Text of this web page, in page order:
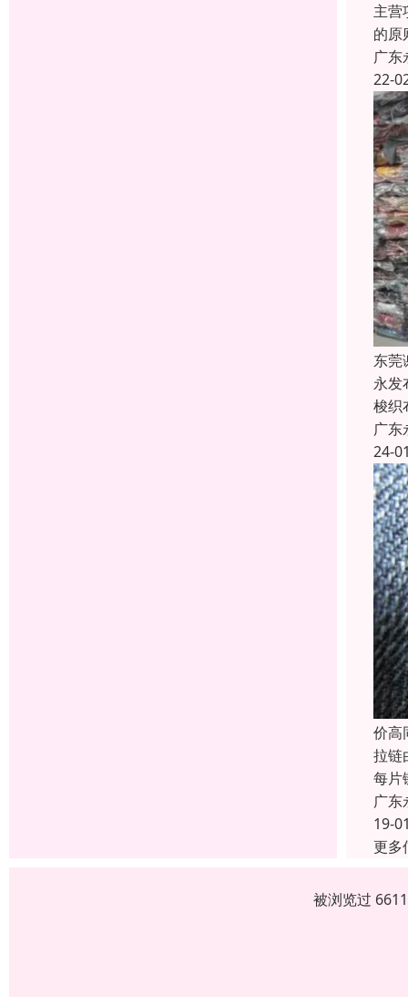
主
的
广东
22-
东莞
永发
梭织
广东
24-
价高
拉链
每片
广东
19-
更多
被浏览过